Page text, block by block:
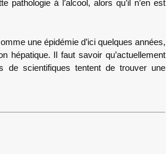
pathologie à l’alcool, alors qu’il n’en est
une épidémie d’ici quelques années,
hépatique. Il faut savoir qu’actuellement
de scientifiques tentent de trouver une